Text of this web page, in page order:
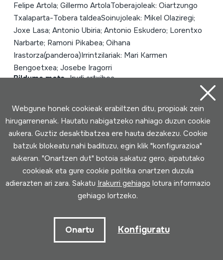
Felipe Artola; Gillermo ArtolaToberajoleak: Oiartzungo
Txalaparta-Tobera taldeaSoinujoleak: Mikel Olaziregi;
Joxe Lasa; Antonio Ubiria; Antonio Eskudero; Lorentxo
Narbarte; Ramoni Pikabea; Oihana
Irastorza(panderoa)Irrintzilariak: Mari Karmen
Bengoetxea; Josebe Iragorri
Bilduma mota Irudi artxiboa
Webgune honek cookieak erabiltzen ditu, propioak zein
hirugarrenenak. Hautatu nabigatzeko nahiago duzun cookie
aukera. Guztiz desaktibatzea ere hauta dezakezu. Cookie
batzuk blokeatu nahi badituzu, egin klik "konfigurazioa"
aukeran. "Onartzen dut" botoia sakatuz gero, aipatutako
cookieak eta gure cookie politika onartzen duzula
adierazten ari zara. Sakatu Irakurri gehiago lotura informazio
gehiago lortzeko.
Onartu Konfiguratu